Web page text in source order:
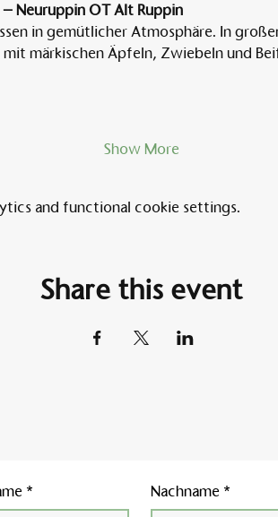
Neuruppin OT Alt Ruppin
in gemütlicher Atmosphäre. In
märkischen Äpfeln, Zwiebeln und
Show More
and functional cookie settings.
Share this event
* Nachname *